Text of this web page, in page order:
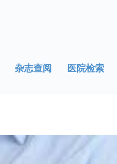
杂志查阅 医院检索